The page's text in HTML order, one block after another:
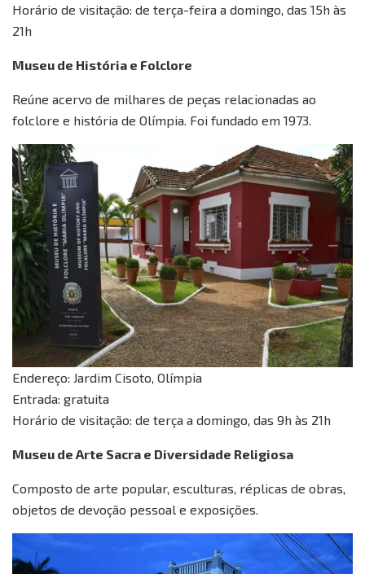
Horário de visitação: de terça-feira a domingo, das 15h às
21h
Museu de História e Folclore
Reúne acervo de milhares de peças relacionadas ao
folclore e história de Olímpia. Foi fundado em 1973.
Endereço: Jardim Cisoto, Olímpia
Entrada: gratuita
Horário de visitação: de terça a domingo, das 9h às 21h
Museu de Arte Sacra e Diversidade Religiosa
Composto de arte popular, esculturas, réplicas de obras,
objetos de devoção pessoal e exposições.